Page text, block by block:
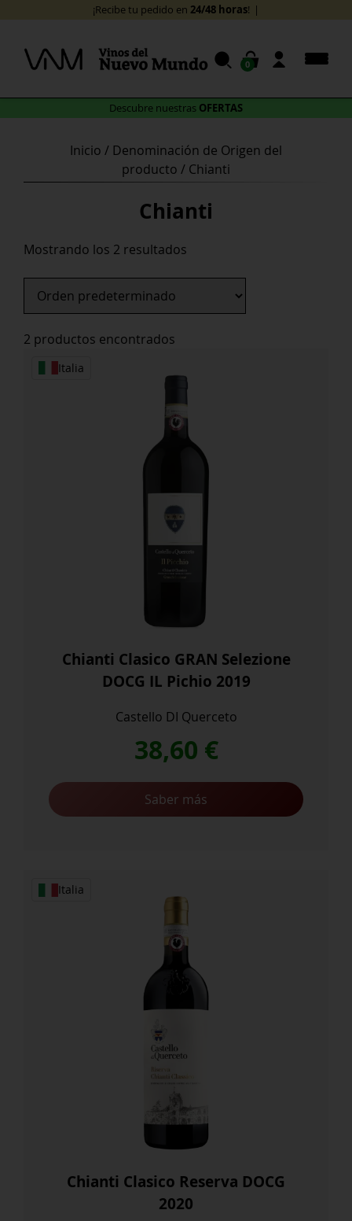
content
Descubre nuestras OFERTAS
¡Recibe tu pedido en 24/48 horas!
0
Inicio / Denominación de Origen del
producto / Chianti
Chianti
Mostrando los 2 resultados
2 productos encontrados
Italia
Chianti Clasico GRAN Selezione
DOCG IL Pichio 2019
Castello DI Querceto
38,60 €
Saber más
Italia
Chianti Clasico Reserva DOCG
2020